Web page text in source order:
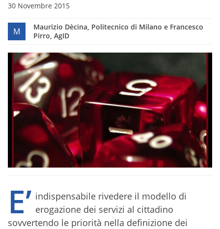
30 Novembre 2015
M
Maurizio Dècina, Politecnico di Milano e Francesco
Pirro, AgID
E’ indispensabile rivedere il modello di
erogazione dei servizi al cittadino
sovvertendo le priorità nella definizione dei